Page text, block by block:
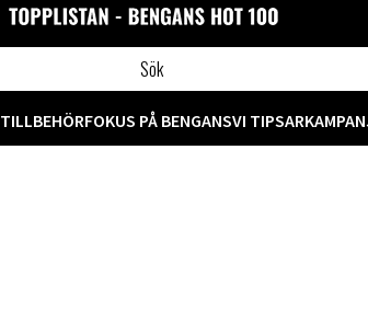
TILLBEHÖRFOKUS PÅ BENGANSVI TIPSAR